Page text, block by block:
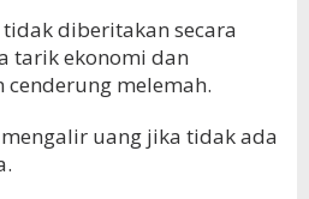
diberitakan secara
tarik ekonomi dan
melemah.
uang jika tidak ada